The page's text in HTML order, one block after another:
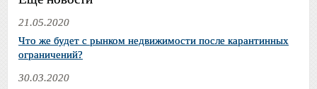
21.05.2020
Что же будет с рынком недвижимости после карантинных
ограничений?
30.03.2020